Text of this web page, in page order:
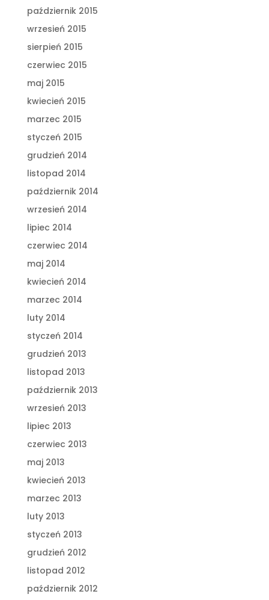
październik 2015
wrzesień 2015
sierpień 2015
czerwiec 2015
maj 2015
kwiecień 2015
marzec 2015
styczeń 2015
grudzień 2014
listopad 2014
październik 2014
wrzesień 2014
lipiec 2014
czerwiec 2014
maj 2014
kwiecień 2014
marzec 2014
luty 2014
styczeń 2014
grudzień 2013
listopad 2013
październik 2013
wrzesień 2013
lipiec 2013
czerwiec 2013
maj 2013
kwiecień 2013
marzec 2013
luty 2013
styczeń 2013
grudzień 2012
listopad 2012
październik 2012